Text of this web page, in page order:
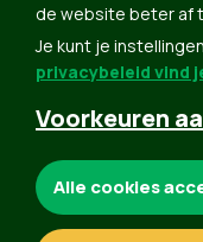
Bekijk kalender
Verleng je
Programma
Programma juni
Downloads
Webshop
de website beter af
Je kunt je
privacybeleid vind
Voorkeuren
Alle cookies